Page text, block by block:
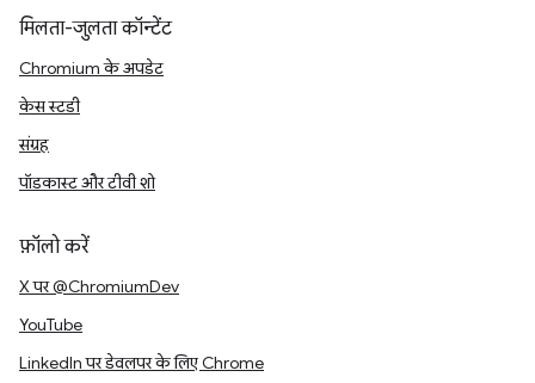
मिलता-जुलता कॉन्टेंट
Chromium के अपडेट
केस स्टडी
संग्रह
पॉडकास्ट और टीवी शो
फ़ॉलो करें
X पर @ChromiumDev
YouTube
LinkedIn पर डेवलपर के लिए Chrome